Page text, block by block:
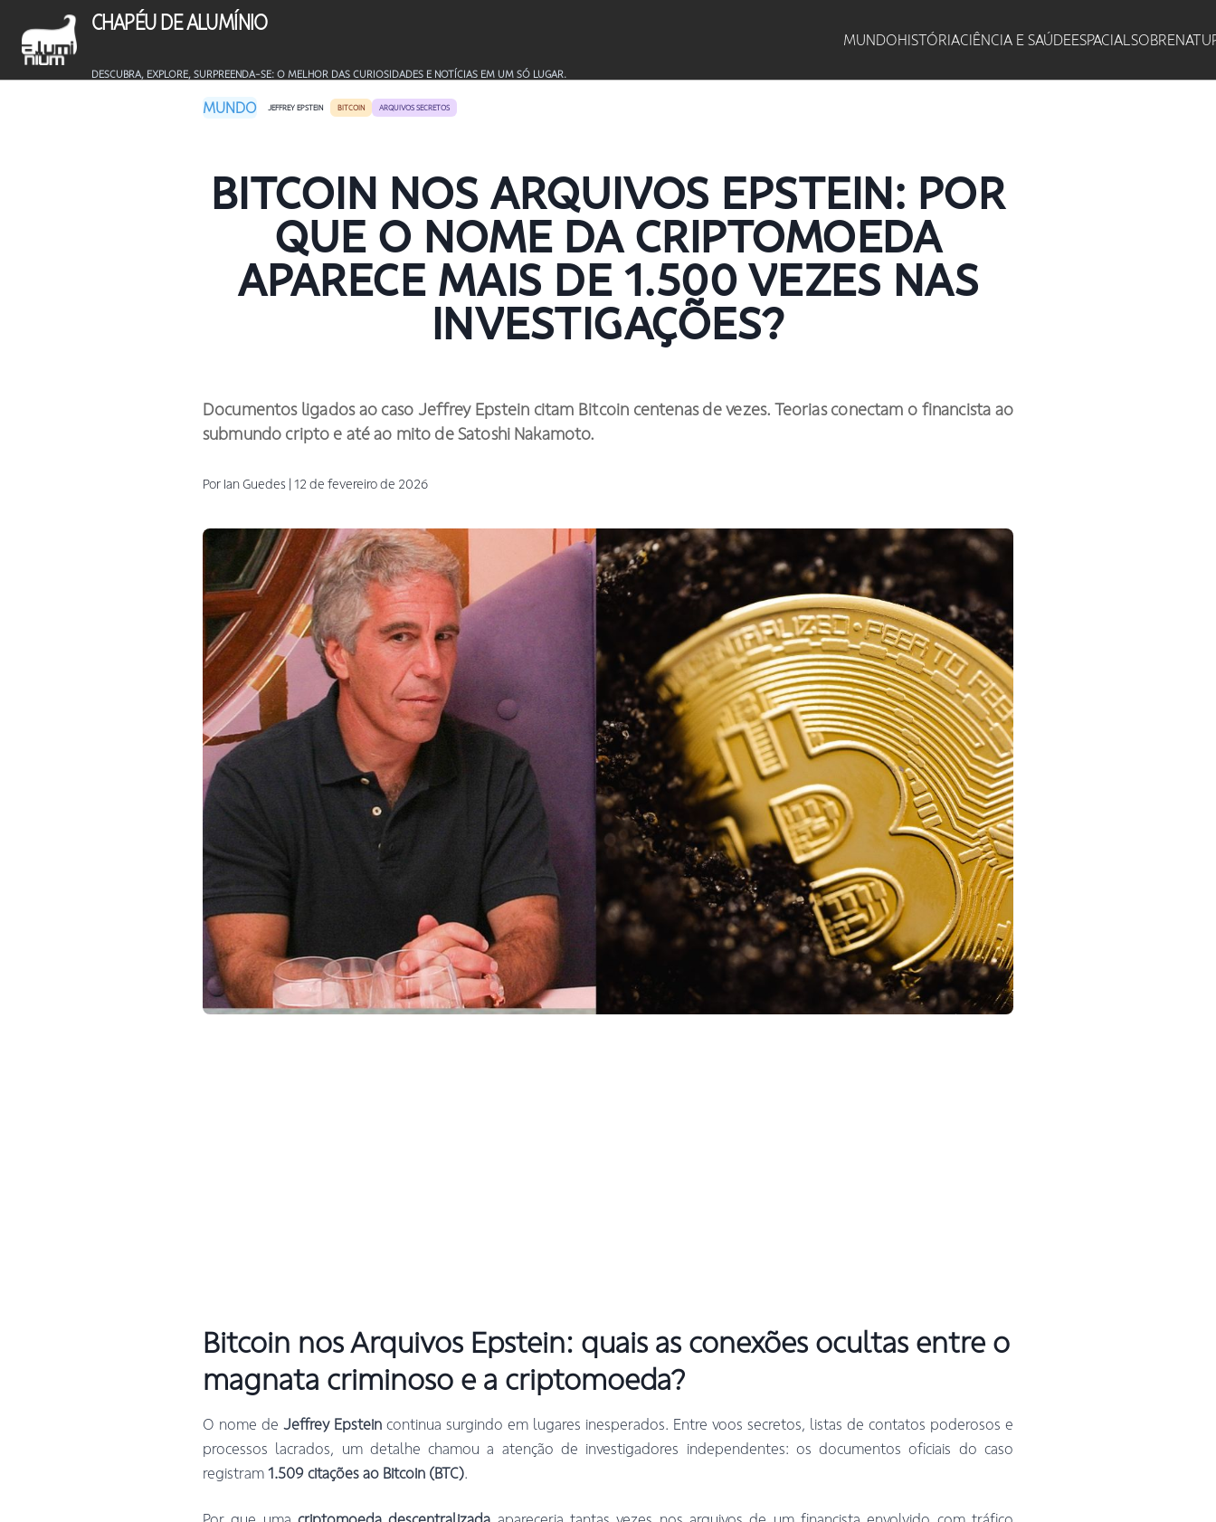
CHAPÉU DE ALUMÍNIO
DESCUBRA, EXPLORE, SURPREENDA-SE: O MELHOR DAS CURIOSIDADES E NOTÍCIAS EM UM SÓ LUGAR.
MUNDOHISTÓRIACIÊNCIA E SAÚDEESPACIAL
MUNDO JEFFREY EPSTEIN BITCOIN ARQUIVOS SECRETOS
BITCOIN NOS ARQUIVOS EPSTEIN: POR
QUE O NOME DA CRIPTOMOEDA
APARECE MAIS DE 1.500 VEZES NAS
INVESTIGAÇÕES?
Documentos ligados ao caso Jeffrey Epstein citam Bitcoin centenas de vezes. Teorias conectam o financista ao
submundo cripto e até ao mito de Satoshi Nakamoto.
Por IanGuedes 12 de fevereiro de 2026
Bitcoin nos Arquivos Epstein: quais as conexões ocultas entre o
magnata criminoso e a criptomoeda?
O nome de Jeffrey Epstein continua surgindo em lugares inesperados. Entre voos secretos, listas de contatos poderosos e
processos lacrados, um detalhe chamou a atenção de investigadores independentes: os documentos oficiais do caso
registram 1.509 citações ao Bitcoin (BTC).